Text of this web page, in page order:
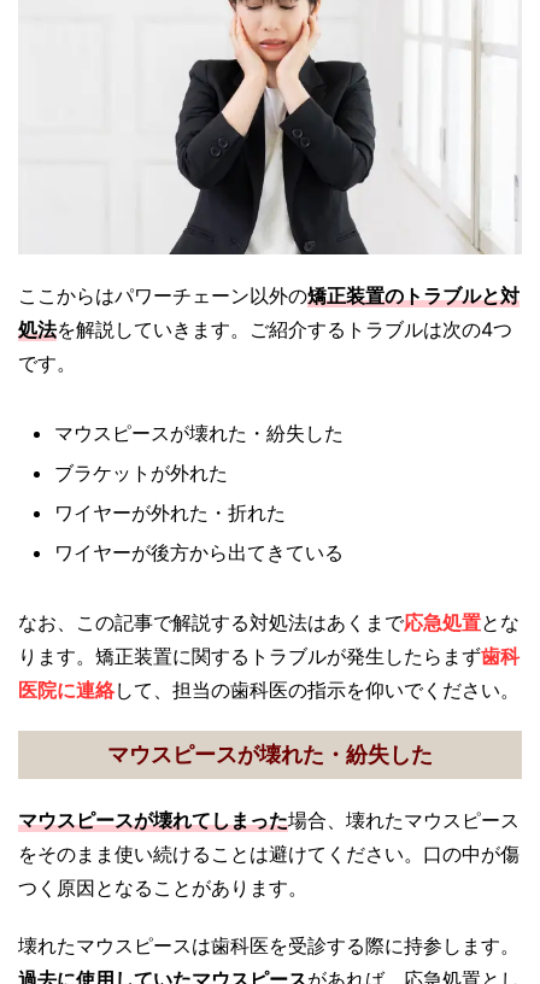
ここからはパワーチェーン以外の矯正装置のトラブルと対
処法を解説していきます。ご紹介するトラブルは次の4つ
です。
マウスピースが壊れた・紛失した
ブラケットが外れた
ワイヤーが外れた・折れた
ワイヤーが後方から出てきている
なお、この記事で解説する対処法はあくまで応急処置とな
ります。矯正装置に関するトラブルが発生したらまず歯科
医院に連絡して、担当の歯科医の指示を仰いでください。
マウスピースが壊れた・紛失した
マウスピースが壊れてしまった場合、壊れたマウスピース
をそのまま使い続けることは避けてください。口の中が傷
つく原因となることがあります。
壊れたマウスピースは歯科医を受診する際に持参します。
過去に使用していたマウスピースがあれば、応急処置とし